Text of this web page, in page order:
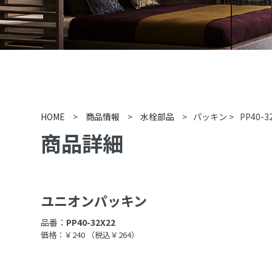
HOME > 商品情報 > 水栓部品 > パッキン > PP40-
商品詳細
ユニオンパッキン
品番： PP40-32X22
価格：￥240 （税込￥264）